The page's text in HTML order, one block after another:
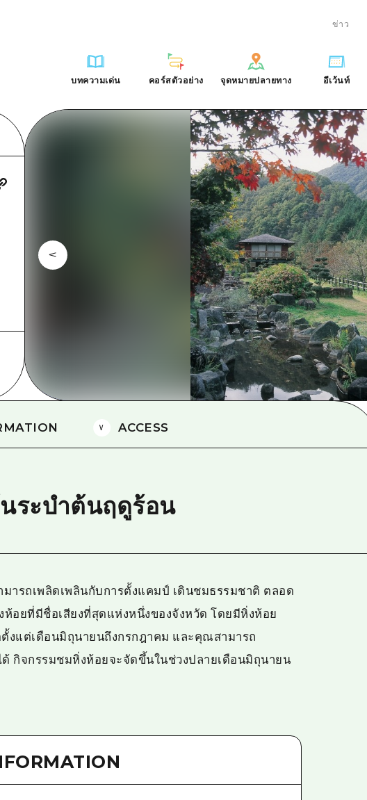
ข่าว
บทความเด่น
มรดกโลก
ประสบการณ์ / ในการเรียนรู้
มาตรฐาน
ประวัติศาสตร์ / วัฒนธรรม
การรักษา
ธรรมชาติ
คอร์สตัวอย่าง
บริเวณรอบเมืองฮิโรชิม่า
อากิ
บิงโก
บิโฮค
เกโฮค
บริเวณรอบๆ มิยาจิมะ
ยามากุจิตะวันออก
จุดหมายปลายทาง
รายการ
บริเวณรอบเมืองฮิโรชิม่า
อากิ
บิงโก
บิโฮคุ
เกโฮคุ
บริเวณรอบๆ มิยาจิมะ
ยามากุจิตะวันออก
จังหวัดเอฮิเมะ
ชิมาเนะ
อีเว้นท์
ตั๋วเที่ยวคุ้มค่าตั๋วเที่ยวคุ้มค่า
บริการรับฝากและจัดส่งสัมภาระ
ฮิโรชิมะโอโมะเตะนะชิ
ฮิโรชิม่า ฟรี Wi-Fi
TRAVELPAL International
ไกด์อาสาสมัครไ
วิดีโอฮิโรชิม่า
ะวัติศาสตร์ / วัฒนธรรม
มชาติเกโฮค
บริเวณรอบๆ มิยาจิมะ
บริเวณรอบเมืองฮิโรชิม่า
บิโฮคุ
ชิมาเนะ
ฮิโรชิม่า ฟรี Wi-Fi
ไกด์อาสาสมัครไ
วิดีโอฮิโรชิม่า
ดาวน์โหลดรูปภาพ
ข้อมูลการขนส่งระหว่างเกิดภัยพิบัติ
ACCESS
ระบำต้นฤดูร้อน
ารถเพลิดเพลินกับการตั้งแคมป์ เดินชมธรรมชาติ ตลอด
อยที่มีชื่อเสียงที่สุดแห่งหนึ่งของจังหวัด โดยมีหิ่งห้อย
งแต่เดือนมิถุนายนถึงกรกฎาคม และคุณสามารถ
กิจกรรมชมหิ่งห้อยจะจัดขึ้นในช่วงปลายเดือนมิถุนายน